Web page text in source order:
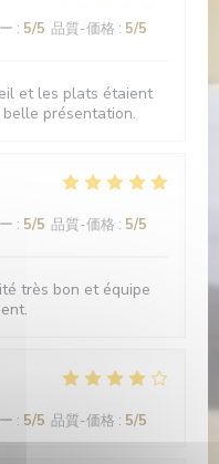
: 5/5 品質-価格 : 5/5
et les plats étaient
présentation.
: 5/5 品質-価格 : 5/5
très bon et équipe
: 5/5 品質-価格 : 5/5